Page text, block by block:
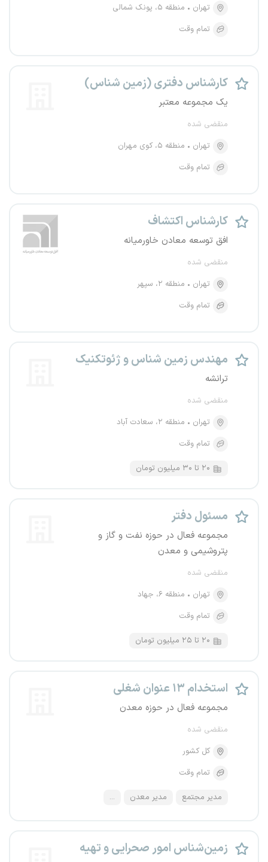
تهران
منطقه ۵، پونک شمالی
تمام وقت
کارشناس دفتری (زمین شناس)
یک مجموعه معتبر
منقضی شده
تهران
منطقه ۵، کوی مهران
تمام وقت
کارشناس اکتشاف
افق توسعه معادن خاورمیانه
منقضی شده
تهران
منطقه ۲، سپهر
تمام وقت
مهندس زمین شناس و ژئوتکنیک
ترانشه
منقضی شده
تهران
منطقه ۲، سعادت آباد
تمام وقت
۲۰ تا ۳۰ میلیون تومان
مسئول دفتر
مجموعه فعال در حوزه نفت و گاز و
پتروشیمی و معدن
منقضی شده
تهران
منطقه ۶، جهاد
تمام وقت
۲۰ تا ۲۵ میلیون تومان
استخدام ۱۳ عنوان شغلی
مجموعه فعال در حوزه معدن
منقضی شده
کل کشور
تمام وقت
مدیر مجتمع مدیر معدن ...
زمین‌شناس امور صحرایی و تهیه